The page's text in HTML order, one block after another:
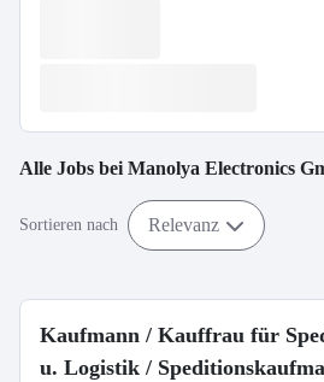
Alle Jobs bei Manolya Electronics
Sortieren nach Relevanz
Kaufmann / Kauffrau für
u. Logistik /